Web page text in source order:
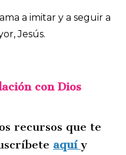
a imitar y a seguir a
Jesús.
con Dios
recursos que te
aquí y